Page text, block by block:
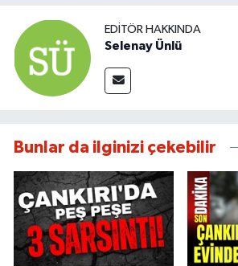
EDITÖR HAKKINDA
Selenay Ünlü
Bunlar da ilginizi çekebilir